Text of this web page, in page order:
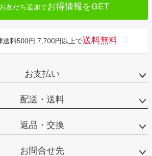
友だち追加でお得情報をGET
送料500円 7,700円以上で送料無料
お支払い
配送・送料
返品・交換
お問合せ先